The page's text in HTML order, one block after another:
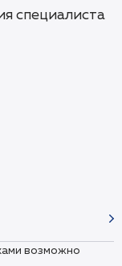
возможно
специалиста